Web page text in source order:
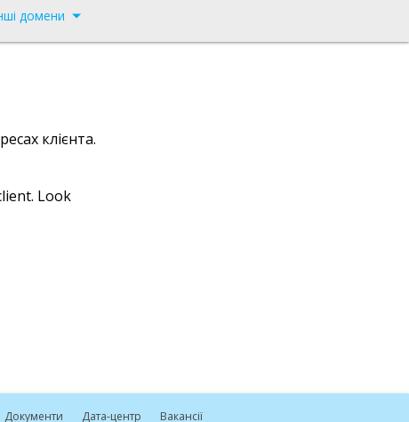
домени
клієнта.
Look
Документи Дата-центр Вакансії